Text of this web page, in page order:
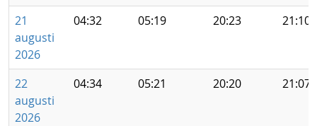
21
augusti
2026
04:32 05:19 20:23 21:10
22
augusti
2026
04:34 05:21 20:20 21:07